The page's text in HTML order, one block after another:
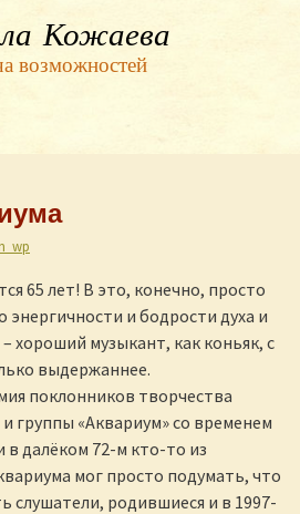
Кожаева
возможностей
65 лет! В это, конечно, просто
энергичности и бодрости духа и
хороший музыкант, как коньяк, с
выдержаннее.
поклонников творчества
группы «Аквариум» со временем
в далёком 72-м кто-то из
мог просто подумать, что
слушатели, родившиеся и в 1997-